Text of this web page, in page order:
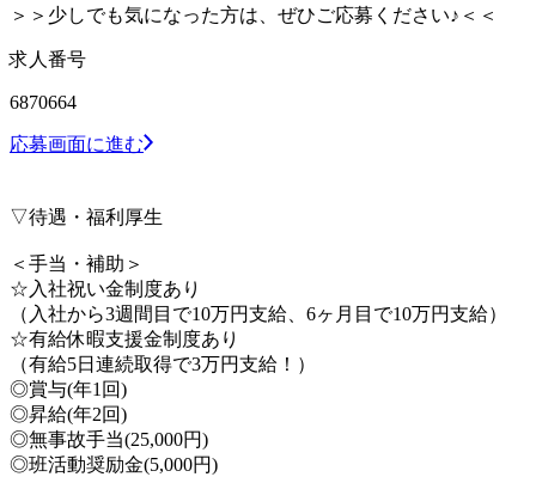
＞＞少しでも気になった方は、ぜひご応募ください♪＜＜
求人番号
6870664
応募画面に進む
▽待遇・福利厚生
＜手当・補助＞
☆入社祝い金制度あり
（入社から3週間目で10万円支給、6ヶ月目で10万円支給）
☆有給休暇支援金制度あり
（有給5日連続取得で3万円支給！）
◎賞与(年1回)
◎昇給(年2回)
◎無事故手当(25,000円)
◎班活動奨励金(5,000円)